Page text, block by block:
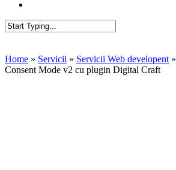
Home » Servicii » Servicii Web developent»
Consent Mode v2 cu plugin Digital Craft